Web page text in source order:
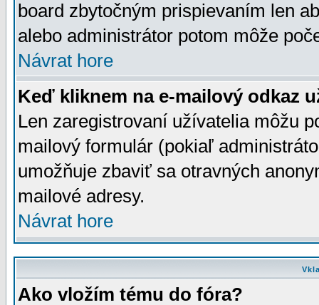
board zbytočným prispievaním len
alebo administrátor potom môže
Návrat hore
Keď kliknem na e-mailový odkaz
Len zaregistrovaní užívatelia môžu
mailový formulár (pokiaľ
umožňuje zbaviť sa otravných
mailové adresy.
Návrat hore
Ako vložím tému do fóra?